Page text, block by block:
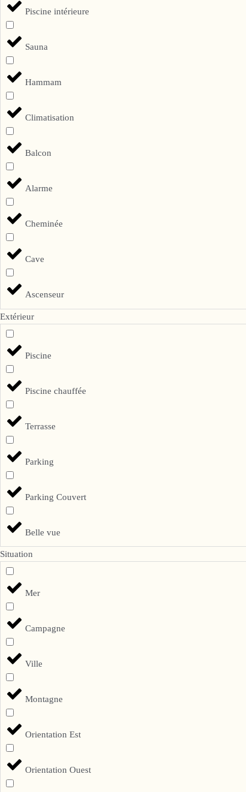
Piscine intérieure
Sauna
Hammam
Climatisation
Balcon
Alarme
Cheminée
Cave
Ascenseur
Extérieur
Piscine
Piscine chauffée
Terrasse
Parking
Parking Couvert
Belle vue
Situation
Mer
Campagne
Ville
Montagne
Orientation Est
Orientation Ouest